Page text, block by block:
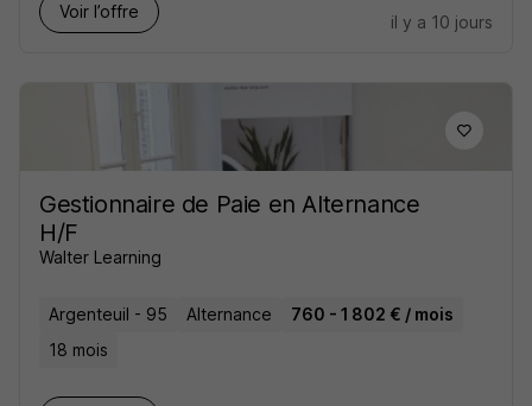
Voir l’offre
il y a 10 jours
Gestionnaire de Paie en Alternance
H/F
Walter Learning
Argenteuil - 95 Alternance
760 - 1 802 € / mois
18 mois